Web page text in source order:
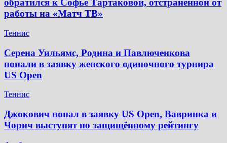
обратился к Софье Тартаковой, отстранённой от
работы на «Матч ТВ»
Теннис
Серена Уильямс, Родина и Павлюченкова
попали в заявку женского одиночного турнира
US Open
Теннис
Джокович попал в заявку US Open, Вавринка и
Чорич выступят по защищённому рейтингу